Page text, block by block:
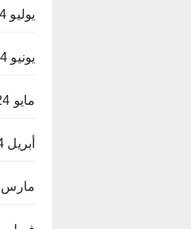
يوليو 2024
يونيو 2024
مايو 2024
أبريل 2024
مارس 2024